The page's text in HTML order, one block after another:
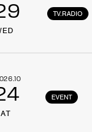
TV.RADIO
EVENT